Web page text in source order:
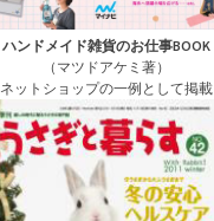
ハンドメイド雑貨のお仕事BOOK
（マツドアケミ著）
ネットショップの一例として掲載